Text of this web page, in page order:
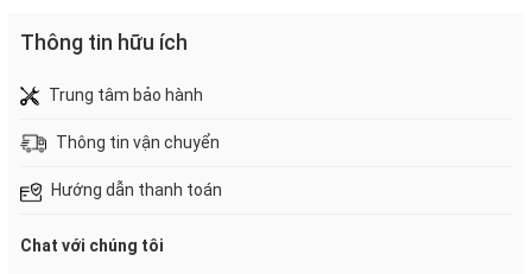
Thông tin hữu ích
Trung tâm bảo hành
Thông tin vận chuyển
Hướng dẫn thanh toán
Chat với chúng tôi